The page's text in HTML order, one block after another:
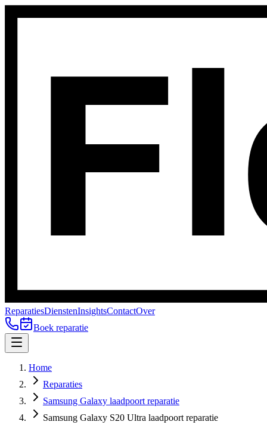
ReparatiesDienstenInsightsContactOver
Boek reparatie
Home
Reparaties
Samsung Galaxy laadpoort reparatie
Samsung Galaxy S20 Ultra laadpoort reparatie